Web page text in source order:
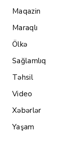
Maqazin
Maraqlı
Ölkə
Sağlamlıq
Təhsil
Video
Xəbərlər
Yaşam